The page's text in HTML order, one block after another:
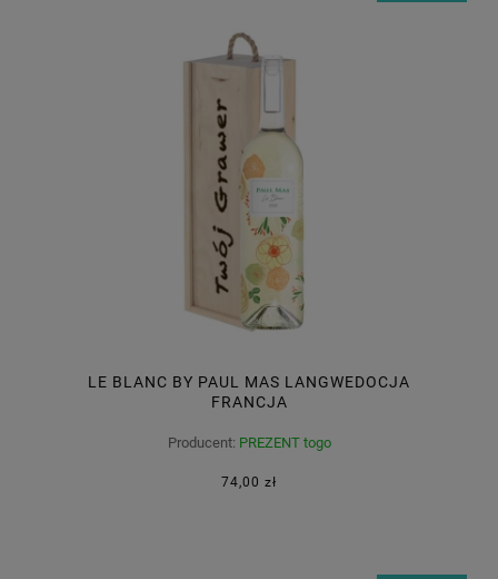
LE BLANC BY PAUL MAS LANGWEDOCJA
FRANCJA
Producent: PREZENT togo
74,00 zł